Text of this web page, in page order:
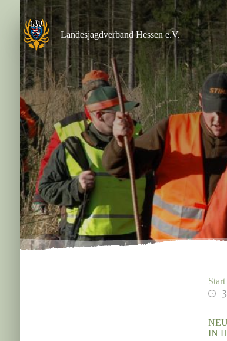
Inhalt
springen
Landesjagdverband Hessen e.V.
IN
Start